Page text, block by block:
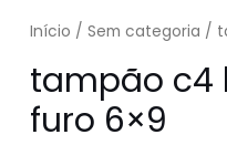
Início / Sem categoria /
tampão c4
furo 6×9